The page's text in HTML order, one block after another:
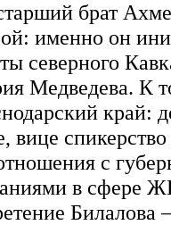
брат
именно он
северного
Медведева. К
край:
вице
с
в сфере
Билалова